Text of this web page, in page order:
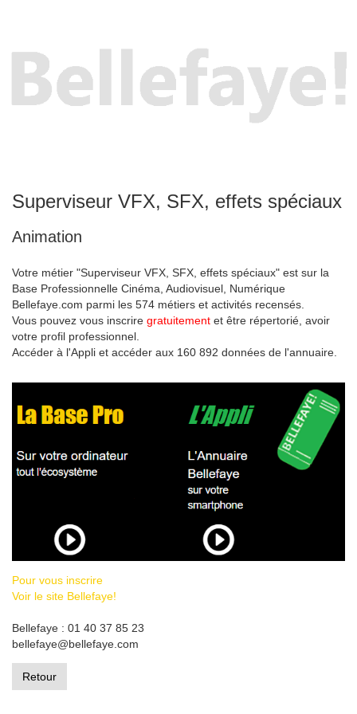
Superviseur VFX, SFX, effets spéciaux
Animation
Votre métier "Superviseur VFX, SFX, effets spéciaux" est sur la
Base Professionnelle Cinéma, Audiovisuel, Numérique
Bellefaye.com parmi les 574 métiers et activités recensés.
Vous pouvez vous inscrire gratuitement et être répertorié, avoir
votre profil professionnel.
Accéder à l'Appli et accéder aux 160 892 données de l'annuaire.
Pour vous inscrire
Voir le site Bellefaye!
Bellefaye : 01 40 37 85 23
bellefaye@bellefaye.com
Retour